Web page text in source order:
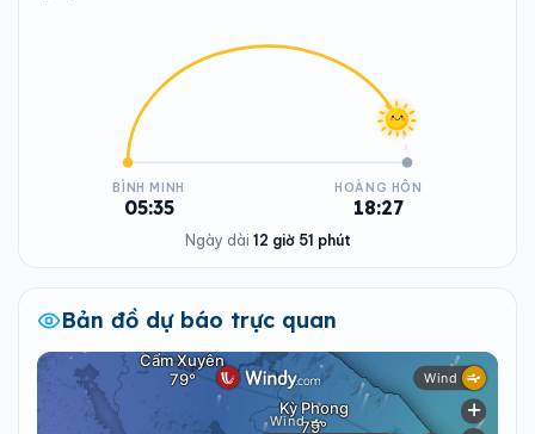
BÌNH MINH
05:35
HOÀNG HÔN
18:27
Ngày dài 12 giờ 51 phút
Bản đồ dự báo trực quan